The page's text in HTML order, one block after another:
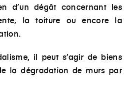
d’un dégât concernant les
la toiture ou encore la
, il peut s’agir de biens
la dégradation de murs par